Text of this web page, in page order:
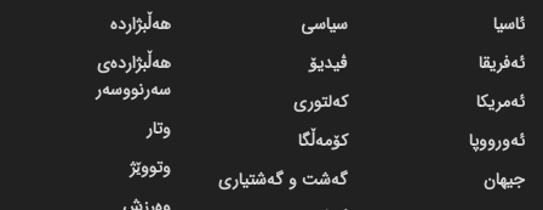
ئاسیا
ئەفریقا
ئەمریکا
ئەورووپا
جیهان
سیاسی
ڤیدیۆ
کەلتوری
کۆمەڵگا
گه‌شت و گه‌شتیاری
هەڵبژاردە
هەڵبژاردەی
سەرنووسەر
وتار
وتووێژ